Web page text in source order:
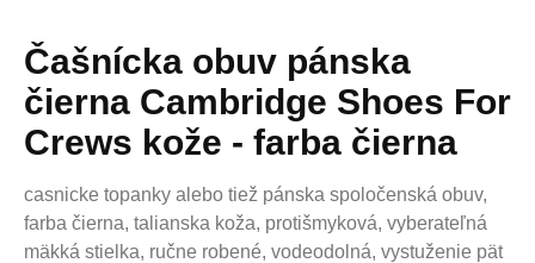
Čašnícka obuv pánska
čierna Cambridge Shoes For
Crews kože - farba čierna
casnicke topanky alebo tiež pánska spoločenská obuv,
farba čierna, talianska koža, protišmyková, vyberateľná
mäkká stielka, ručne robené, vodeodolná, vystuženie pät